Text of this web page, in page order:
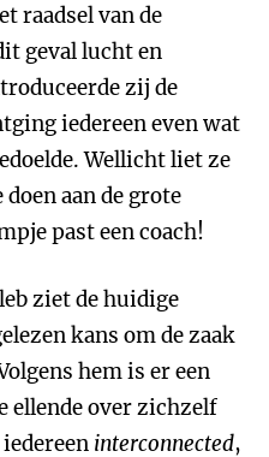
raadsel van de
geval lucht en
zij de
iedereen even wat
Wellicht liet ze
aan de grote
past een coach!
ziet de huidige
kans om de zaak
hem is er een
ellende over zichzelf
interconnected,